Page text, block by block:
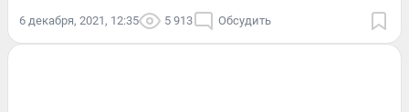
6 декабря, 2021, 12:35 5 913 Обсудить